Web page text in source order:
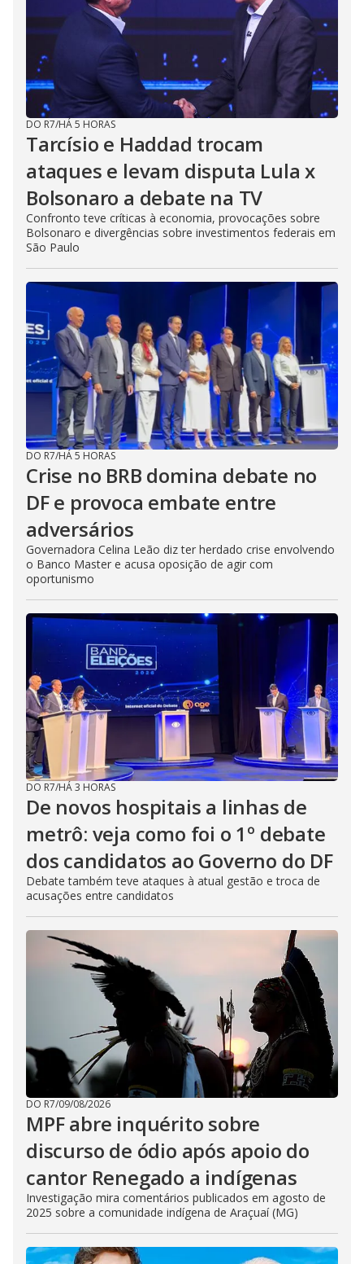
DO R7/HÁ 5 HORAS
Tarcísio e Haddad trocam
ataques e levam disputa Lula x
Bolsonaro a debate na TV
Confronto teve críticas à economia, provocações sobre
Bolsonaro e divergências sobre investimentos federais em
São Paulo
DO R7/HÁ 5 HORAS
Crise no BRB domina debate no
DF e provoca embate entre
adversários
Governadora Celina Leão diz ter herdado crise envolvendo
o Banco Master e acusa oposição de agir com
oportunismo
DO R7/HÁ 3 HORAS
De novos hospitais a linhas de
metrô: veja como foi o 1º debate
dos candidatos ao Governo do DF
Debate também teve ataques à atual gestão e troca de
acusações entre candidatos
DO R7/09/08/2026
MPF abre inquérito sobre
discurso de ódio após apoio do
cantor Renegado a indígenas
Investigação mira comentários publicados em agosto de
2025 sobre a comunidade indígena de Araçuaí (MG)